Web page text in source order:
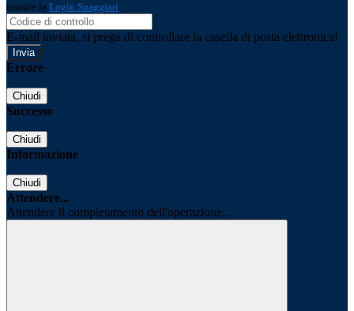
tramite la Login Spaggiari
E-mail inviata, si prega di controllare la casella di posta elettronica!
Errore
Chiudi
Successo
Chiudi
Informazione
Chiudi
Attendere...
Attendere il completamento dell'operazione...